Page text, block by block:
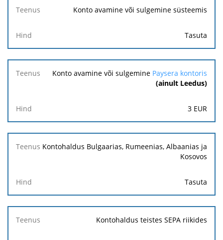
Teenus
Hind
Konto avamine või sulgemine süsteemis
Tasuta
Konto avamine või sulgemine Paysera kontoris
(ainult Leedus)
3 EUR
Kontohaldus Bulgaarias, Rumeenias, Albaanias ja
Kosovos
Tasuta
Kontohaldus teistes SEPA riikides